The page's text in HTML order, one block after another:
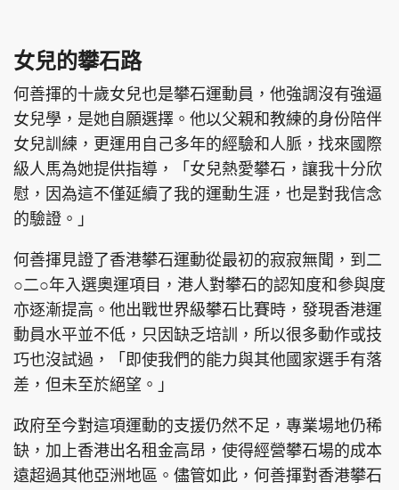
女兒的攀石路
何善揮的十歲女兒也是攀石運動員，他強調沒有強逼
女兒學，是她自願選擇。他以父親和教練的身份陪伴
女兒訓練，更運用自己多年的經驗和人脈，找來國際
級人馬為她提供指導，「女兒熱愛攀石，讓我十分欣
慰，因為這不僅延續了我的運動生涯，也是對我信念
的驗證。」
何善揮見證了香港攀石運動從最初的寂寂無聞，到二
○二○年入選奧運項目，港人對攀石的認知度和參與度
亦逐漸提高。他出戰世界級攀石比賽時，發現香港運
動員水平並不低，只因缺乏培訓，所以很多動作或技
巧也沒試過，「即使我們的能力與其他國家選手有落
差，但未至於絕望。」
政府至今對這項運動的支援仍然不足，專業場地仍稀
缺，加上香港出名租金高昂，使得經營攀石場的成本
遠超過其他亞洲地區。儘管如此，何善揮對香港攀石